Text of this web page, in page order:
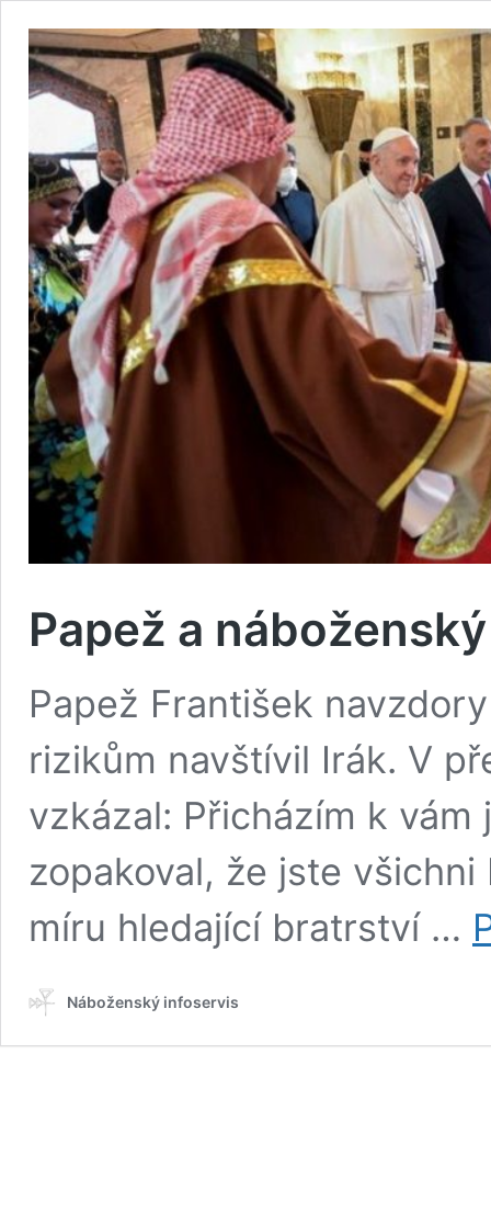
Papež a
Papež František
rizikům navštívil Irák. V
vzkázal: Přicházím k
zopakoval, že jste
míru hledající bratrství …
Náboženský infoservis